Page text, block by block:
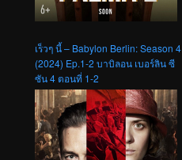
เร็วๆ นี้ – Babylon Berlin: Season 4
(2024) Ep.1-2 บาบิลอน เบอร์ลิน ซี
ซัน 4 ตอนที่ 1-2